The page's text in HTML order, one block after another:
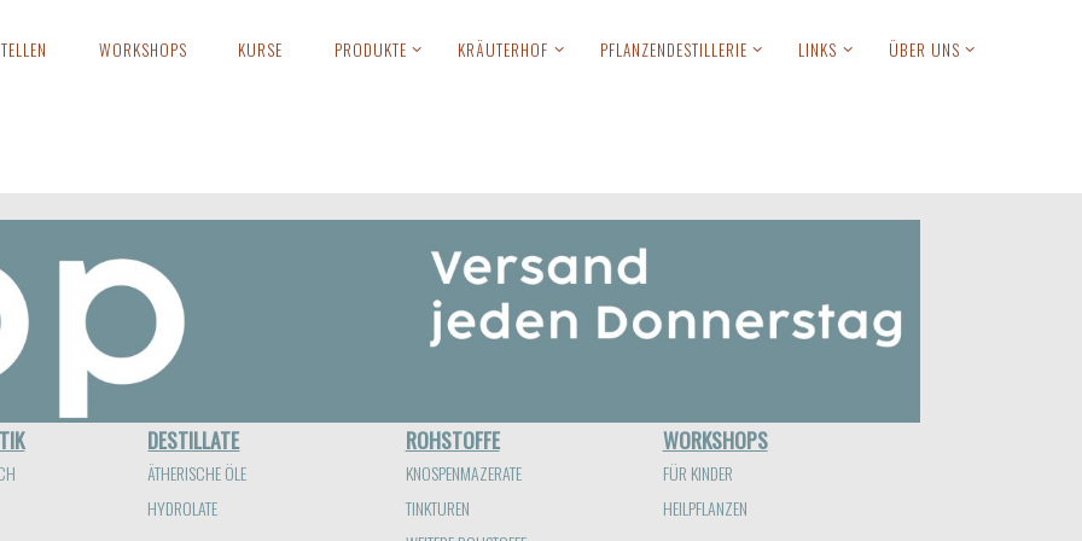
WORKSHOPS KURSE PRODUKTE KRÄUTERHOF PFLANZENDESTILLERIE LINKS ÜBER UNS
DESTILLATE
ÄTHERISCHE ÖLE
HYDROLATE
ROHSTOFFE
KNOSPENMAZERATE
TINKTUREN
WORKSHOPS
FÜR KINDER
HEILPFLANZEN